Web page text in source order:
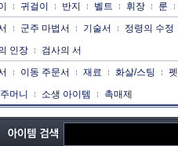
귀걸이 반지 벨트 휘장 룬
군주 마법서 기술서 정령의 수정
인장
검사의 서
이동 주문서 재료 화살/스팅 펫
머니
소생 아이템 촉매제